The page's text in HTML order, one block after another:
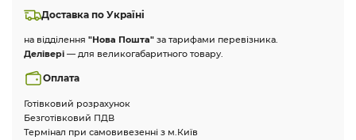
Доставка по Україні
на відділення "Нова Пошта" за тарифами перевізника.
Делівері — для великогабаритного товару.
Оплата
Готівковий розрахунок
Безготівковий ПДВ
Термінал при самовивезенні з м.Київ